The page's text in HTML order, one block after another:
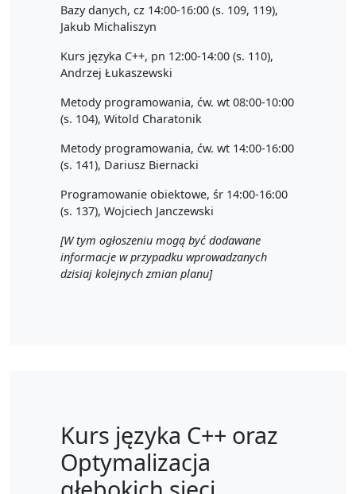
Bazy danych, cz 14:00-16:00 (s. 109, 119),
Jakub Michaliszyn
Kurs języka C++, pn 12:00-14:00 (s. 110),
Andrzej Łukaszewski
Metody programowania, ćw. wt 08:00-10:00
(s. 104), Witold Charatonik
Metody programowania, ćw. wt 14:00-16:00
(s. 141), Dariusz Biernacki
Programowanie obiektowe, śr 14:00-16:00
(s. 137), Wojciech Janczewski
[W tym ogłoszeniu mogą być dodawane
informacje w przypadku wprowadzanych
dzisiaj kolejnych zmian planu]
Kurs języka C++ oraz
Optymalizacja